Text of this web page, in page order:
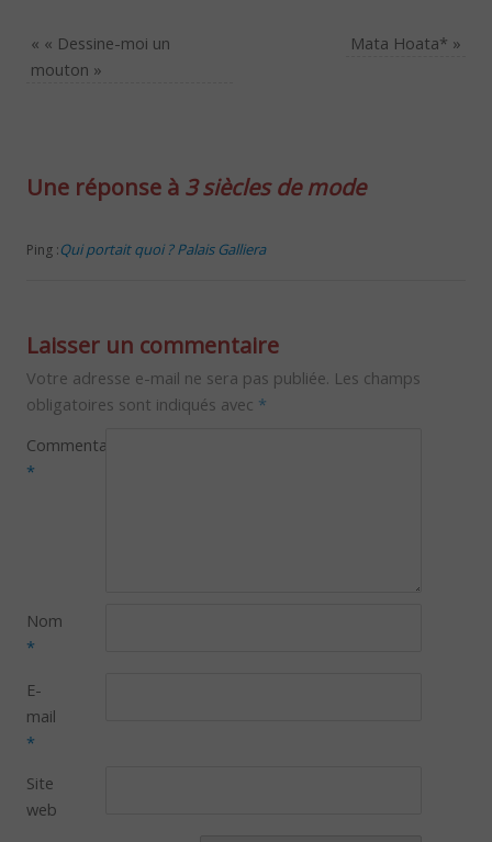
« « Dessine-moi un
mouton »
Mata Hoata* »
Une réponse à 3 siècles de mode
Ping :Qui portait quoi ? Palais Galliera
Laisser un commentaire
Votre adresse e-mail ne sera pas publiée. Les champs
obligatoires sont indiqués avec *
Commentaire
*
Nom
*
E-
mail
*
Site
web